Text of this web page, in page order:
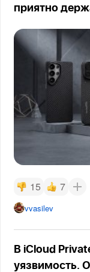
приятно
15 7
vvasilev
В iCloud
уязвимость.